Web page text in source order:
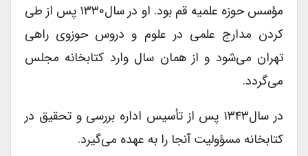
مؤسس حوزه علمیه قم بود. او در سال۱۳۳۰ پس از طى
کردن مدارج علمى در علوم و دروس حوزوى راهى
تهران می‌شود و از همان سال وارد کتابخانه مجلس
می‌گردد.
در سال۱۳۴۳ پس از تأسیس اداره بررسى و تحقیق در
کتابخانه مسؤولیت آنجا را به عهده می‌گیرد.